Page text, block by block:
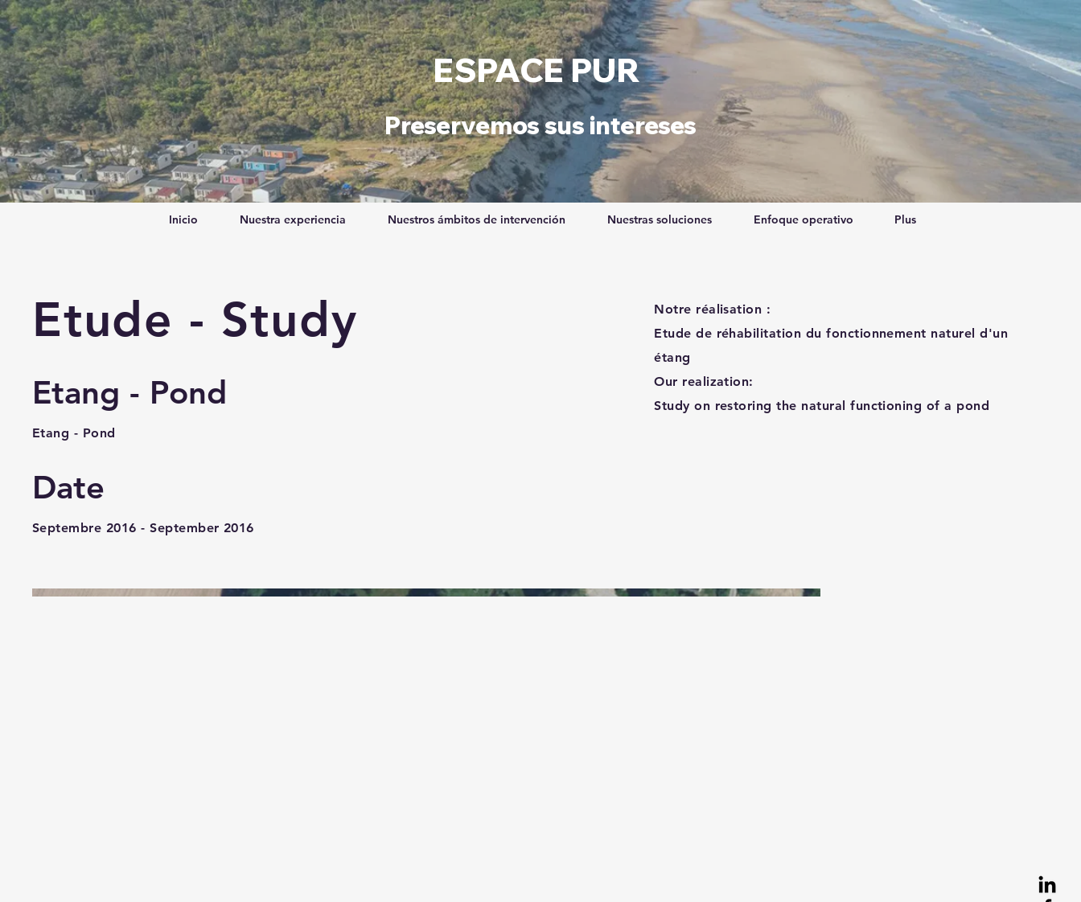
ESPACE PUR
Preservemos sus intereses
Inicio Nuestra experiencia Nuestros ámbitos de intervención Nuestras soluciones Enfoque operativo Plus
Etude - Study
Etang - Pond
Etang - Pond
Date
Septembre 2016 - September 2016
Notre réalisation :
Etude de réhabilitation du fonctionnement naturel d'un
étang
Our realization:
Study on restoring the natural functioning of a pond